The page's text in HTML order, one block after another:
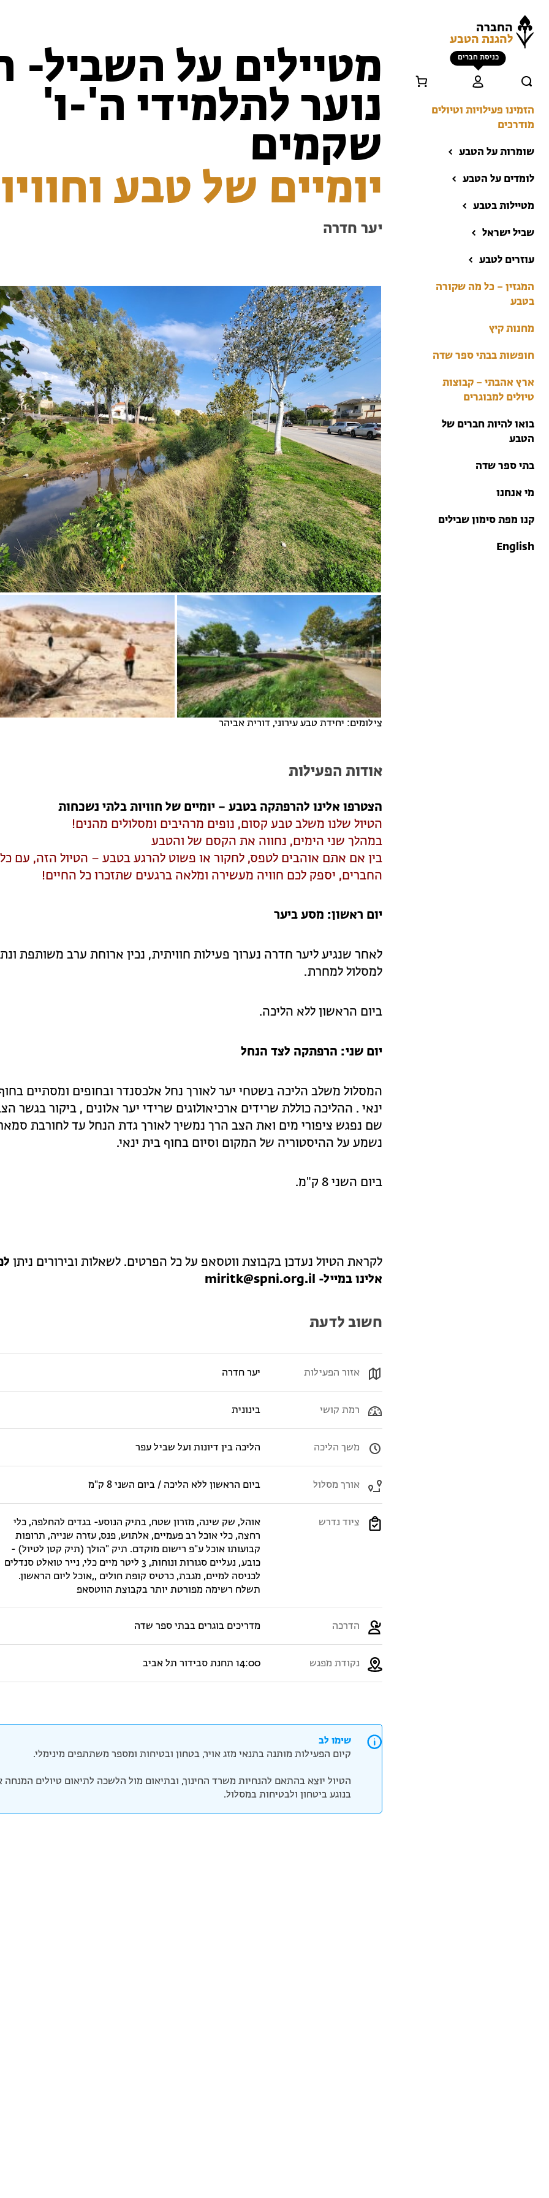
החברה
להגנת הטבע
כניסת חברים
הזמינו פעילויות וטיולים
מודרכים
שומרות על הטבע
לומדים על הטבע
מטיילות בטבע
הזמינו פעילויות וטיולים
טיולים למבוגרים: ארץ
מחנות קיץ
שביל ישראל
עוזרים לטבע
המגזין – כל מה שקורה
בטבע
מחנות קיץ
חופשות בבתי ספר שדה
ארץ אהבתי – קבוצות
טיולים למבוגרים
בואו להיות חברים של
הטבע
בתי ספר שדה
מי אנחנו
קנו מפת סימון שבילים
English
מטיילים על השביל-
נוער לתלמידי ה'-ו'
שקמים
יומיים של טבע
יער חדרה
צילומים: יחידת טבע עירוני, דורית אביהר
אודות הפעילות
הצטרפו אלינו להרפתקה בטבע – יומיים של חוויות בלתי נשכחות
הטיול שלנו משלב טבע קסום, נופים מרהיבים ומסלולים מהנים!
במהלך שני הימים, נחווה את הקסם של והטבע
בין אם אתם אוהבים לטפס, לחקור או פשוט להרגע בטבע – הטיול הזה, עם כל
החברים, יספק לכם חוויה מעשירה ומלאה ברגעים שתזכרו כל החיים!
יום ראשון: מסע ביער
לאחר שנגיע ליער חדרה נערוך פעילות חוויתית, נכין ארוחת ערב משותפת
למסלול למחרת.
ביום הראשון ללא הליכה.
יום שני: הרפתקה לצד הנחל
המסלול משלב הליכה בשטחי יער לאורך נחל אלכסנדר ובחופים ומסתיים
ינאי . ההליכה כוללת שרידים ארכיאולוגים שרידי יער אלונים , ביקור בגשר
שם נפגש ציפורי מים ואת הצב הרך נמשיך לאורך גדת הנחל עד לחורבת
נשמע על ההיסטוריה של המקום וסיום בחוף בית ינאי.
ביום השני 8 ק"מ.
לקראת הטיול נעדכן בקבוצת ווטסאפ על כל הפרטים. לשאלות ובירורים ניתן
אלינו במייל- miritk@spni.org.il
חשוב לדעת
אזור הפעילות יער חדרה
רמת קושי בינונית
משך הליכה הליכה בין דיונות ועל שביל עפר
אורך מסלול ביום הראשון ללא הליכה / ביום השני 8 ק"מ
ציוד נדרש
אוהל, שק שינה, מזרון שטח, בתיק הנוסע- בגדים להחלפה, כלי
רחצה, כלי אוכל רב פעמיים, אלתוש, פנס, עזרה שנייה, תרופות
קבועותו אוכל ע"פ רישום מוקדם. תיק "הולך (תיק קטן לטיול) -
כובע, נעליים סגורות ונוחות, 3 ליטר מיים כלי, נייר טואלט סנדלים
לכניסה למיים, מגבת, כרטיס קופת חולים ,,אוכל ליום הראשון.
תשלח רשימה מפורטת יותר בקבוצת הווטסאפ
הדרכה מדריכים בוגרים בבתי ספר שדה
נקודת מפגש 14:00 תחנת סבידור תל אביב
שימו לב
קיום הפעילות מותנה בתנאי מזג אויר, בטחון ובטיחות ומספר משתתפים מינימלי.
הטיול יוצא בהתאם להנחיות משרד החינוך, ובתיאום מול הלשכה לתיאום טיולים המנחה
בנוגע ביטחון ולבטיחות במסלול.